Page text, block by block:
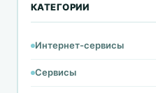
КАТЕГОРИИ
Интернет-сервисы
Сервисы